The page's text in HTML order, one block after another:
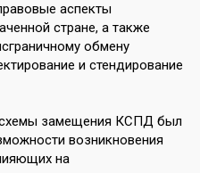
аспекты
стране, а также
обмену
и стендирование
схемы замещения КСПД был
возникновения
на